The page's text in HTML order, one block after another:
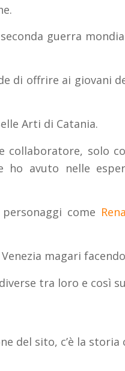
guerra
di offrire ai giovani
Arti di Catania.
solo
avuto nelle
come
magari
tra loro e così
del sito, c’è la